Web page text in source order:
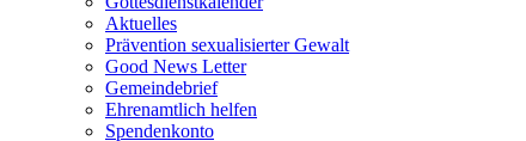
Aktuelles
Prävention sexualisierter Gewalt
Good News Letter
Gemeindebrief
Ehrenamtlich helfen
Spendenkonto